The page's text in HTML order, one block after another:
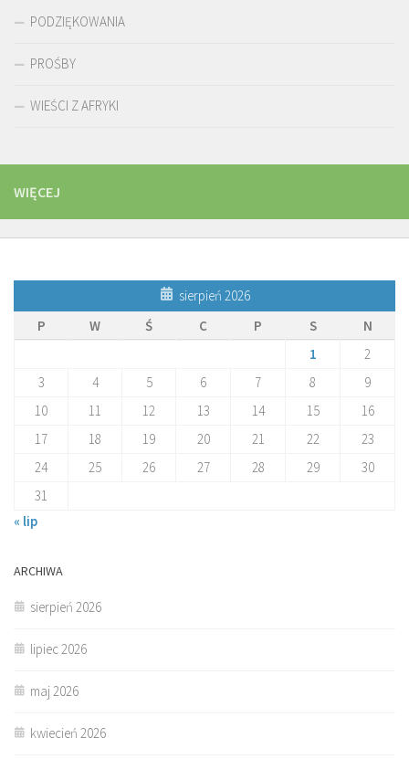
PODZIĘKOWANIA
PROŚBY
WIEŚCI Z AFRYKI
WIĘCEJ
sierpień 2026
P
W Ś C P S
N
1
2
3
4 5 6 7 8
9
10
11 12 13 14 15
16
17
18 19 20 21 22
23
24
25 26 27 28 29
30
31
« lip
ARCHIWA
sierpień 2026
lipiec 2026
maj 2026
kwiecień 2026